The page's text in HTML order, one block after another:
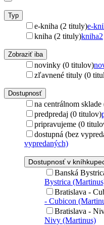
Typ
e-kniha (2 tituly)e-
kniha (2 tituly)kniha2
Zobraziť iba
novinky (0 titulov)
zľavnené tituly (0
Dostupnosť
na centrálnom
predpredaj (0 titulov)
pripravujeme (0
dostupná (bez
vypredaných)
Dostupnosť v
Banská
Bystrica
Bratislava -
- Cubicon
Bratislava -
Nivy (Martinus)